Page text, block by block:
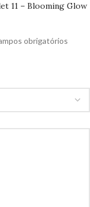
11 – Blooming Glow
obrigatórios